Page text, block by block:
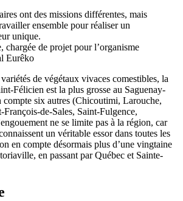
ont des missions différentes, mais
ensemble pour réaliser un
unique.
chargée de projet pour l’organisme
Eurêko
de végétaux vivaces comestibles, la
Félicien est la plus grosse au Saguenay-
compte six autres (Chicoutimi, Larouche,
de-Sales, Saint-Fulgence,
ne se limite pas à la région, car
un véritable essor dans toutes les
en compte désormais plus d’une vingtaine
en passant par Québec et Sainte-